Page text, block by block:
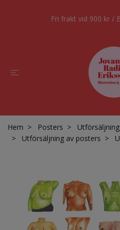
Fri frakt vid 900 kr /
Hem Posters
Utförsäljning
Utförsäljning av posters